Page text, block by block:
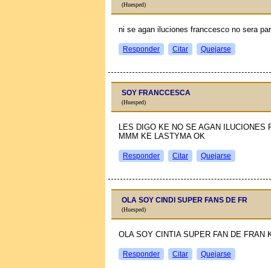
(Huesped)
ni se agan iluciones franccesco no sera
Responder Citar Quejarse
SOY FRANCCESCA
(Huesped)
LES DIGO KE NO SE AGAN ILUCIONES
MMM KE LASTYMA OK
Responder Citar Quejarse
OLA SOY CINDI SUPER FANS DE FR
(Huesped)
OLA SOY CINTIA SUPER FAN DE FRAN
Responder Citar Quejarse